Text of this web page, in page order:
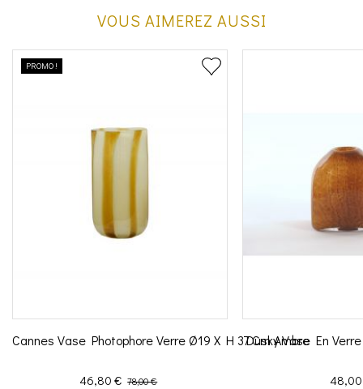
VOUS AIMEREZ AUSSI
PROMO !
Cannes Vase Photophore Verre Ø19 X H 37 Cm Ambre
Prix
46,80 € Prix de base
78,00 €
Dusky Vase En
Prix